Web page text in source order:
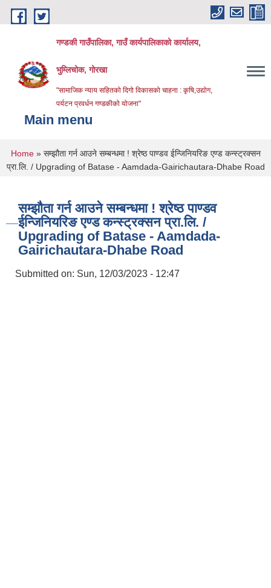
Skip to main content
गण्डकी गाउँपालिका, गाउँ कार्यपालिकाको कार्यालय,
भुम्लिचोक, गोरखा
"सामाजिक न्याय सहितको दिगो विकासको चाहना : कृषि,उद्योग,
पर्यटन प्रवर्धन गण्डकीको योजना"
Main menu
You are here
Home» सम्झौता गर्न आउने सम्बन्धमा ! श्रेष्ठ पाण्डव ईन्जिनियरिङ एण्ड कन्स्ट्रक्सन
प्रा.लि. / Upgrading of Batase - Aamdada-Gairichautara-Dhabe Road
सम्झौता गर्न आउने सम्बन्धमा ! श्रेष्ठ पाण्डव
ईन्जिनियरिङ एण्ड कन्स्ट्रक्सन प्रा.लि. /
Upgrading of Batase - Aamdada-
Gairichautara-Dhabe Road
Submitted on: Sun, 12/03/2023 - 12:47